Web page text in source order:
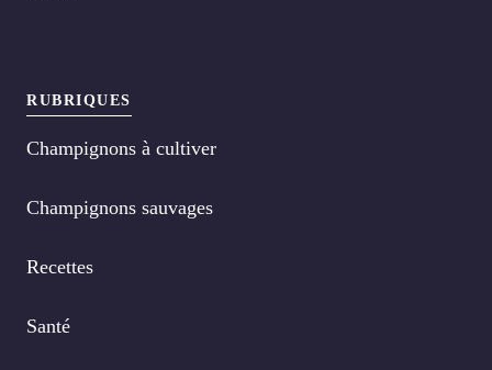
RUBRIQUES
Champignons à cultiver
Champignons sauvages
Recettes
Santé